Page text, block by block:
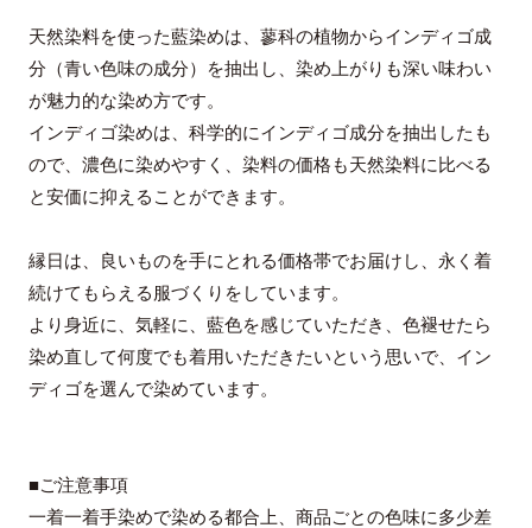
天然染料を使った藍染めは、蓼科の植物からインディゴ成
分（青い色味の成分）を抽出し、染め上がりも深い味わい
が魅力的な染め方です。
インディゴ染めは、科学的にインディゴ成分を抽出したも
ので、濃色に染めやすく、染料の価格も天然染料に比べる
と安価に抑えることができます。
縁日は、良いものを手にとれる価格帯でお届けし、永く着
続けてもらえる服づくりをしています。
より身近に、気軽に、藍色を感じていただき、色褪せたら
染め直して何度でも着用いただきたいという思いで、イン
ディゴを選んで染めています。
■ご注意事項
一着一着手染めで染める都合上、商品ごとの色味に多少差